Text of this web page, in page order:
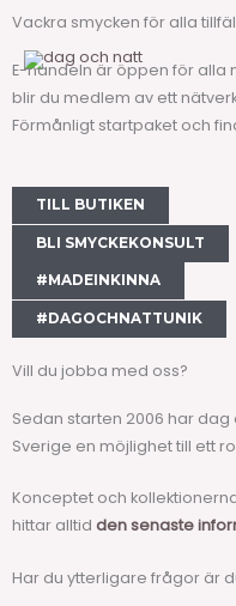
Hoppa
innehåll
Vackra smycken för alla
E-handeln är öppen för alla
blir du medlem av ett
Förmånligt startpaket och
TILL BUTIKEN
BLI SMYCKEKONSULT
#MADEINKINNA
#DAGOCHNATTUNIK
Vill du jobba med oss?
Sedan starten 2006 har
Sverige en möjlighet till ett
Konceptet och
hittar alltid den senaste
Har du ytterligare frågor är